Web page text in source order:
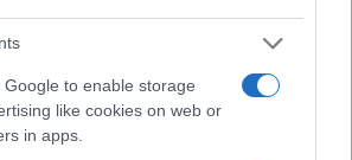
Google to enable storage
like cookies on web or
in apps.
venezuelano e a catturare
con funzionari locali – i
de los Soles, composto –
quadri delle forze armate e
Maduro; 2) una volta